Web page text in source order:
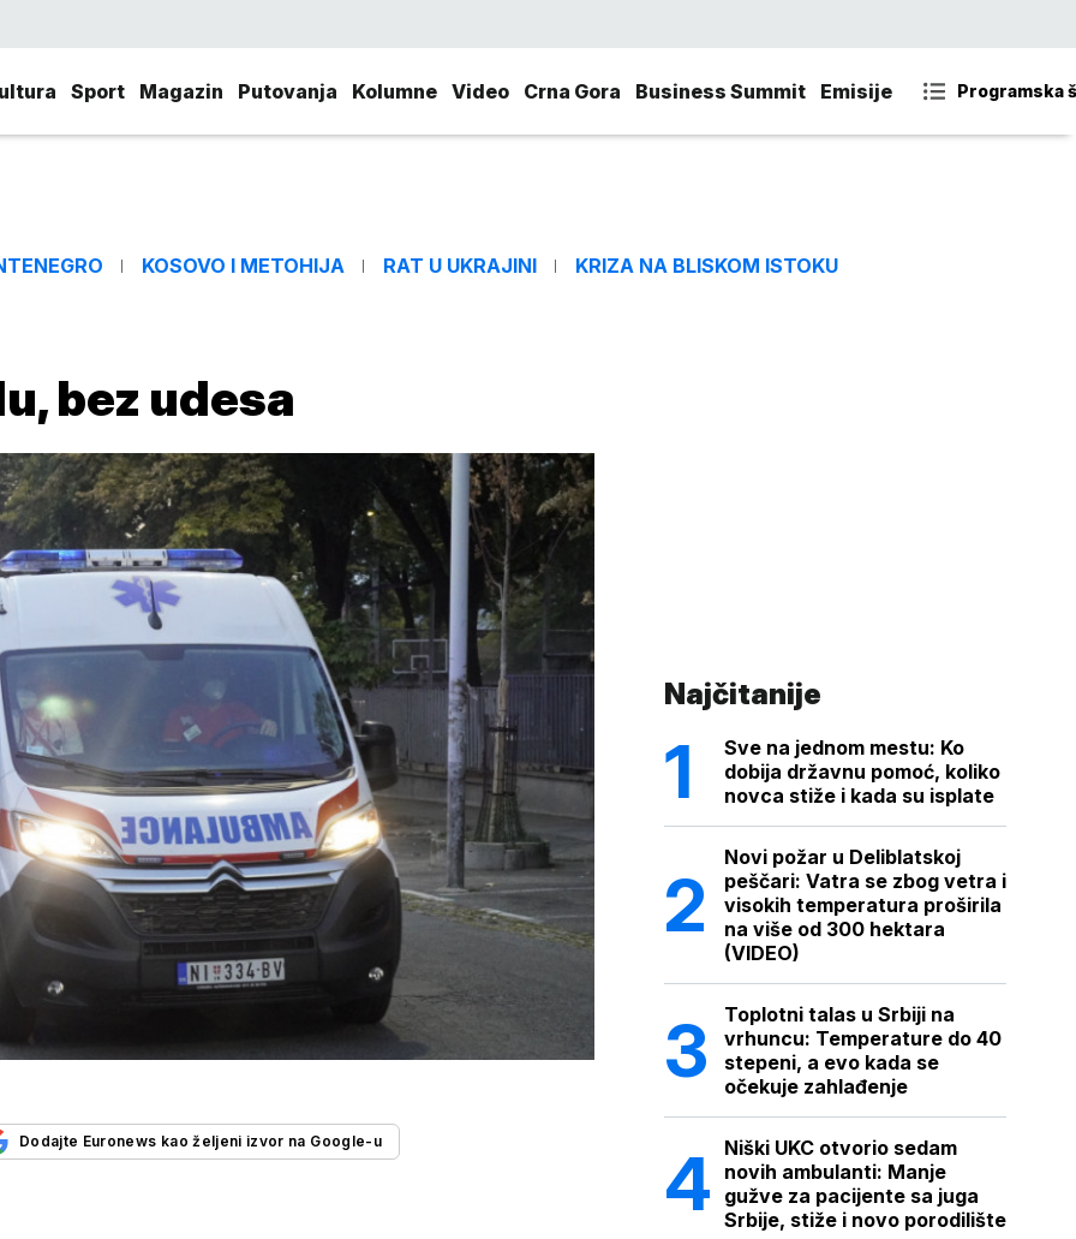
Sport Magazin Putovanja Kolumne Video Crna Gora Business Summit Emisije Programska
KOSOVO I METOHIJA RAT U UKRAJINI KRIZA NA BLISKOM ISTOKU
bez udesa
Dodajte Euronews kao željeni izvor na Google-u
Najčitanije
Sve na jednom mestu: Ko
dobija državnu pomoć, koliko
novca stiže i kada su isplate
Novi požar u Deliblatskoj
peščari: Vatra se zbog vetra i
visokih temperatura proširila
na više od 300 hektara
(VIDEO)
Toplotni talas u Srbiji na
vrhuncu: Temperature do 40
stepeni, a evo kada se
očekuje zahlađenje
Niški UKC otvorio sedam
novih ambulanti: Manje
gužve za pacijente sa juga
Srbije, stiže i novo porodilište